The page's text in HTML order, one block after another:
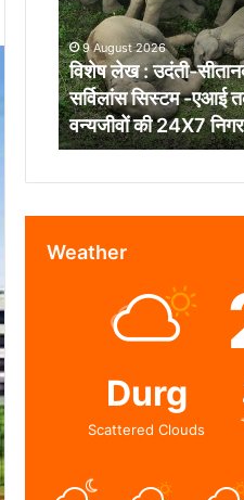
सीतानदी
में
शुरू
हुआ
स्मार्ट
सर्विलांस
सिस्टम
से
और
9 August 2026
विशेष लेख : उदंती-
सर्विलांस सिस्टम -एआई
वन्यजीवों की 24X7
Weather
Durg
Scattered Clouds